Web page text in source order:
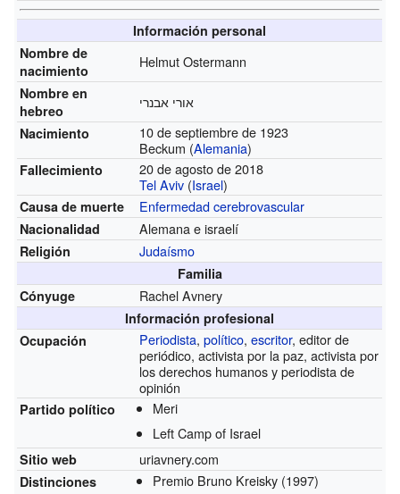
Información personal
Nombre de
nacimiento
Helmut Ostermann
Nombre en
hebreo
אורי אבנרי
Nacimiento
10 de septiembre de 1923
Beckum (Alemania)
Fallecimiento
20 de agosto de 2018
Tel Aviv (Israel)
Causa de muerte Enfermedad cerebrovascular
Nacionalidad Alemana e israelí
Religión Judaísmo
Familia
Cónyuge
Rachel Avnery
Información profesional
Ocupación
Periodista,político,escritor, editor de
periódico, activista por la paz, activista por
los derechos humanos y periodista de
opinión
Partido político
Meri
Left Camp of Israel
Sitio web uriavnery.com
Distinciones Premio Bruno Kreisky (1997)